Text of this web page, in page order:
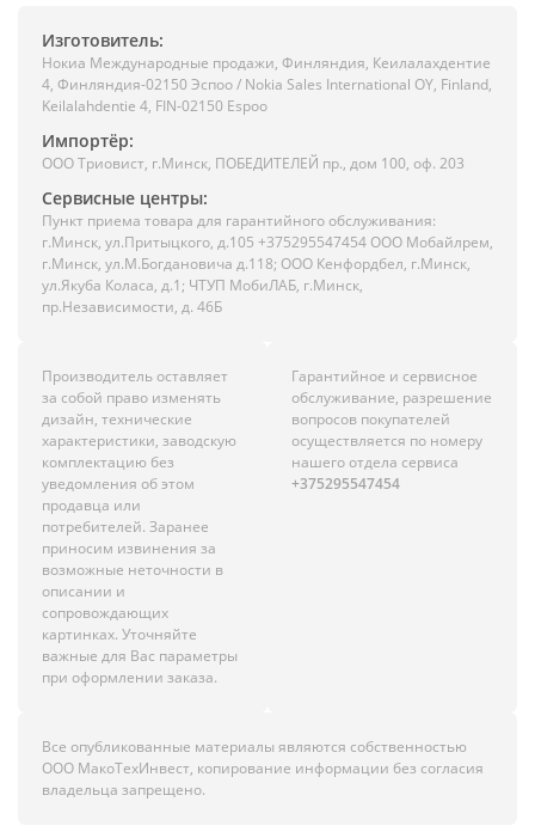
Изготовитель:
Нокиа Международные продажи, Финляндия, Кеилалахдентие
4, Финляндия-02150 Эспоо / Nokia Sales International OY, Finland,
Keilalahdentie 4, FIN-02150 Espoo
Импортёр:
ООО Триовист, г.Минск, ПОБЕДИТЕЛЕЙ пр., дом 100, оф. 203
Сервисные центры:
Пункт приема товара для гарантийного обслуживания:
г.Минск, ул.Притыцкого, д.105 +375295547454 ООО Мобайлрем,
г.Минск, ул.М.Богдановича д.118; ООО Кенфордбел, г.Минск,
ул.Якуба Коласа, д.1; ЧТУП МобиЛАБ, г.Минск,
пр.Независимости, д. 46Б
Производитель оставляет
за собой право изменять
дизайн, технические
характеристики, заводскую
комплектацию без
уведомления об этом
продавца или
потребителей. Заранее
приносим извинения за
возможные неточности в
описании и
сопровождающих
картинках. Уточняйте
важные для Вас параметры
при оформлении заказа.
Гарантийное и сервисное
обслуживание, разрешение
вопросов покупателей
осуществляется по номеру
нашего отдела сервиса
+375295547454
Все опубликованные материалы являются собственностью
ООО МакоТехИнвест, копирование информации без согласия
владельца запрещено.